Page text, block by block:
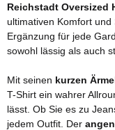
Reichstadt Oversized
ultimativen Komfort
Ergänzung für jede
sowohl lässig als auch
Mit seinen kurzen
T-Shirt ein wahrer
lässt. Ob Sie es zu
jedem Outfit. Der